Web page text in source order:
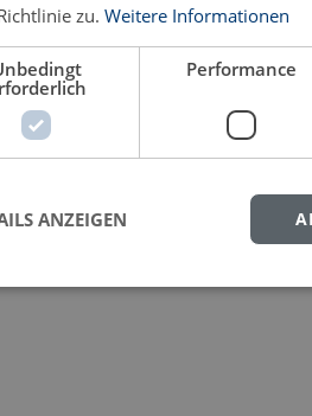
zu. Weitere Informationen
Performance
ANZEIGEN